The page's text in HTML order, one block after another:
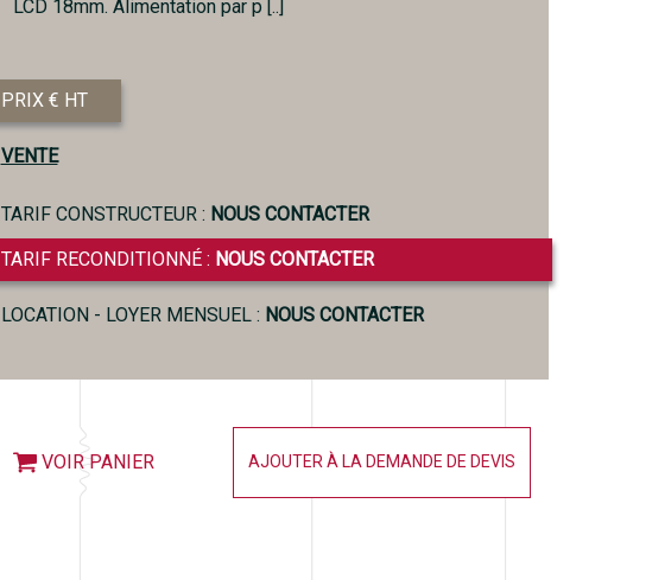
LCD 18mm. Alimentation par p [..]
PRIX € HT
VENTE
TARIF CONSTRUCTEUR : NOUS CONTACTER
TARIF RECONDITIONNÉ : NOUS CONTACTER
LOCATION - LOYER MENSUEL : NOUS CONTACTER
VOIR PANIER AJOUTER À LA DEMANDE DE DEVIS